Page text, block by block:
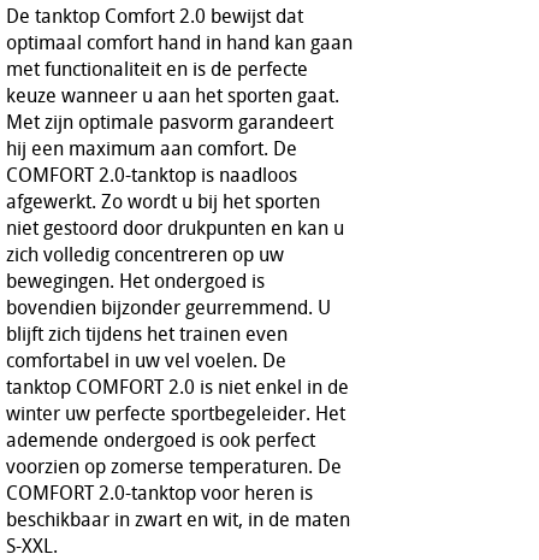
De tanktop Comfort 2.0 bewijst dat
optimaal comfort hand in hand kan gaan
met functionaliteit en is de perfecte
keuze wanneer u aan het sporten gaat.
Met zijn optimale pasvorm garandeert
hij een maximum aan comfort. De
COMFORT 2.0-tanktop is naadloos
afgewerkt. Zo wordt u bij het sporten
niet gestoord door drukpunten en kan u
zich volledig concentreren op uw
bewegingen. Het ondergoed is
bovendien bijzonder geurremmend. U
blijft zich tijdens het trainen even
comfortabel in uw vel voelen. De
tanktop COMFORT 2.0 is niet enkel in de
winter uw perfecte sportbegeleider. Het
ademende ondergoed is ook perfect
voorzien op zomerse temperaturen. De
COMFORT 2.0-tanktop voor heren is
beschikbaar in zwart en wit, in de maten
S-XXL.